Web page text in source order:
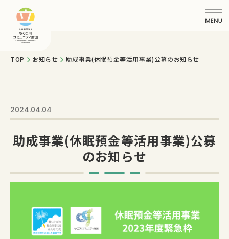
TOP お知らせ 助成事業(休眠預金等活用事業)公募のお知らせ
2024.04.04
助成事業(休眠預金等活用事業)公募
のお知らせ